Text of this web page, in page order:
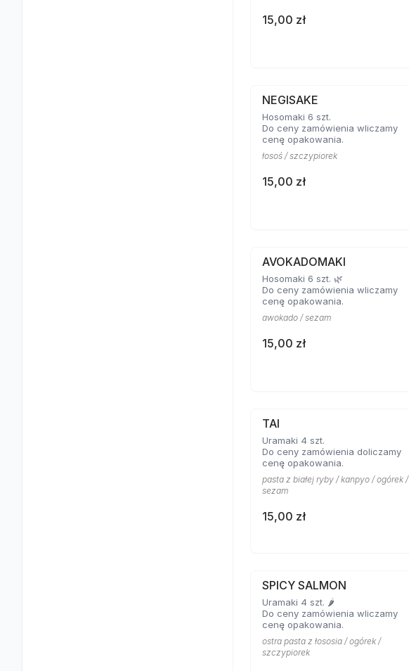
15,00 zł
NEGISAKE
Hosomaki 6 szt.
Do ceny zamówienia wliczamy
cenę opakowania.
łosoś / szczypiorek
15,00 zł
AVOKADOMAKI
Hosomaki 6 szt. 🌿
Do ceny zamówienia wliczamy
cenę opakowania.
awokado / sezam
15,00 zł
TAI
Uramaki 4 szt.
Do ceny zamówienia doliczamy
cenę opakowania.
pasta z białej ryby / kanpyo / ogórek /
sezam
15,00 zł
SPICY SALMON
Uramaki 4 szt. 🌶️
Do ceny zamówienia wliczamy
cenę opakowania.
ostra pasta z łososia / ogórek /
szczypiorek